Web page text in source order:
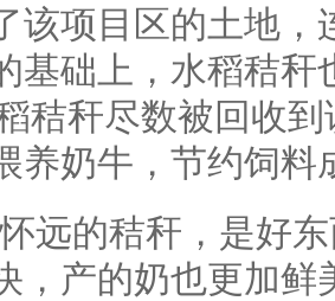
该项目区的土地，
基础上，水稻秸秆
秸秆尽数被回收
养奶牛，节约饲料
的秸秆，是好东
，产的奶也更加鲜